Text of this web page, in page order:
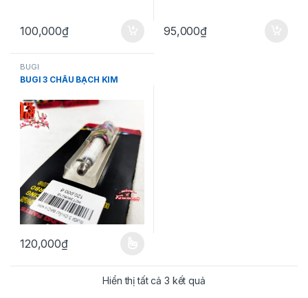
100,000₫ 95,000₫
BUGI
BUGI 3 CHẤU BẠCH KIM
120,000₫
Sản phẩm này có nhiều biến thể. Các tùy chọn có thể được chọn
Hiển thị tất cả 3 kết quảĐã sắp xếp theo mức